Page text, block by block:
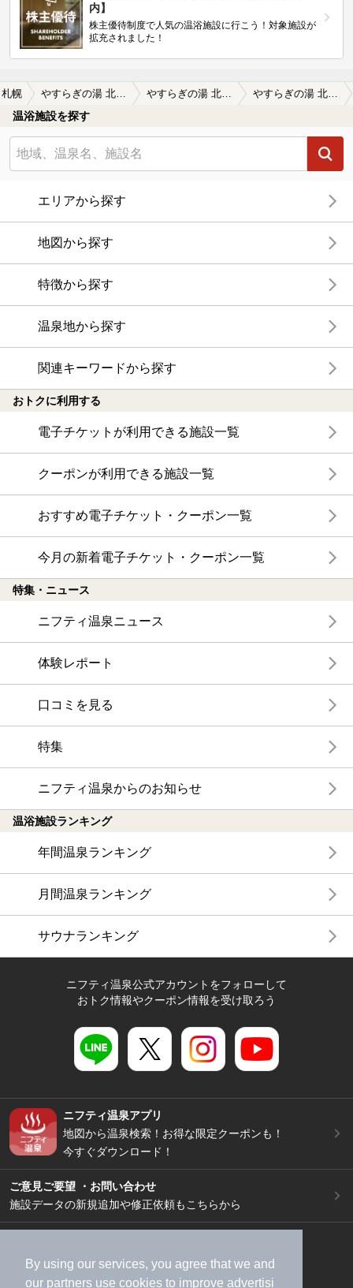
By using our services, you agree that we and
our partners use cookies to improve advertisi
内】
株主優待制度で人気の温浴施設に行こう！対象施設が
拡充されました！
札幌 やすらぎの湯 北のたまゆら 江別店の口コミ 追加情報。
温浴施設を探す
エリアから探す
地図から探す
特徴から探す
温泉地から探す
関連キーワードから探す
おトクに利用する
電子チケットが利用できる施設一覧
クーポンが利用できる施設一覧
おすすめ電子チケット・クーポン一覧
今月の新着電子チケット・クーポン一覧
特集・ニュース
ニフティ温泉ニュース
体験レポート
口コミを見る
特集
ニフティ温泉からのお知らせ
温浴施設ランキング
年間温泉ランキング
月間温泉ランキング
サウナランキング
ニフティ温泉公式アカウントをフォローして
おトク情報やクーポン情報を受け取ろう
ニフティ温泉アプリ
地図から温泉検索！お得な限定クーポンも！
今すぐダウンロード！
ご意見ご要望 ・お問い合わせ
施設データの新規追加や修正依頼もこちらから
加盟店募集（資料請求）
広告出稿のご案内
利用規約
ライフスタイルMEMBERS+規約